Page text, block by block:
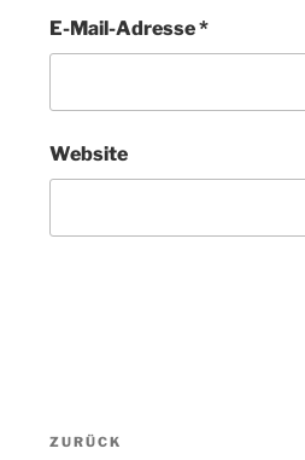
E-Mail-Adresse*
Website
Beitragsnavigation
Vorheriger
ZURÜCK